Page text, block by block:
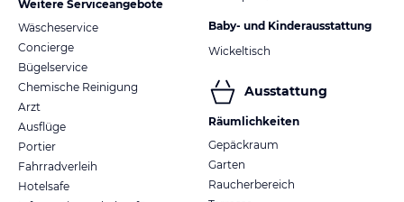
Weitere Serviceangebote
Wäscheservice
Concierge
Bügelservice
Chemische Reinigung
Arzt
Ausflüge
Portier
Fahrradverleih
Hotelsafe
Baby- und Kinderausstattung
Wickeltisch
Ausstattung
Räumlichkeiten
Gepäckraum
Garten
Raucherbereich